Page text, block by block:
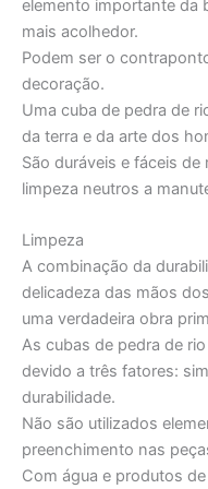
elemento importante da
mais acolhedor.
Podem ser o
decoração.
Uma cuba de pedra de
da terra e da arte dos
São duráveis e fáceis
limpeza neutros a
Limpeza
A combinação da
delicadeza das mãos
uma verdadeira obra
As cubas de pedra de
devido a três fatores:
durabilidade.
Não são utilizados
preenchimento nas
Com água e produtos